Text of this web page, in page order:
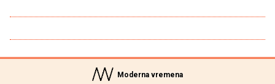
Moderna vremena